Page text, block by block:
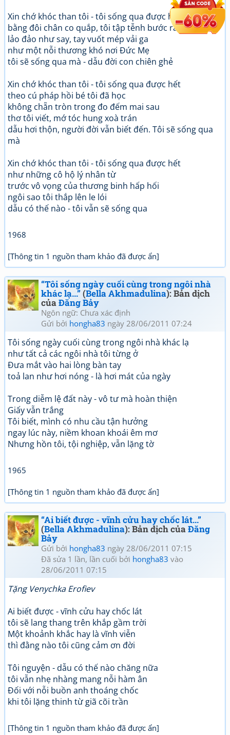
Xin chớ khóc than tôi - tôi sống qua được hết
bằng đôi chân co quắp, tôi tập tễnh bước ra
lảo đảo như say, tay vuốt mép vải ga
như một nỗi thương khó nơi Đức Mẹ
tôi sẽ sống qua mà - dẫu đời con chiên ghẻ
Xin chớ khóc than tôi - tôi sống qua được hết
theo cú pháp hồi bé tôi đã học
không chẵn tròn trong đo đếm mai sau
thơ tôi viết, mớ tóc hung xoà trán
dẫu hơi thộn, người đời vẫn biết đến. Tôi sẽ sống qua
mà
Xin chớ khóc than tôi - tôi sống qua được hết
như những cô hộ lý nhân từ
trước vô vọng của thương binh hấp hối
ngôi sao tôi thắp lên le lói
dẫu có thế nào - tôi vẫn sẽ sống qua
1968
[Thông tin 1 nguồn tham khảo đã được ẩn]
“Tôi sống ngày cuối cùng trong ngôi nhà
khác lạ...”(Bella Akhmadulina): Bản dịch
củaĐăng Bảy
Ngôn ngữ: Chưa xác định
Gửi bởi hongha83 ngày 28/06/2011 07:24
Tôi sống ngày cuối cùng trong ngôi nhà khác lạ
như tất cả các ngôi nhà tôi từng ở
Đưa mắt vào hai lòng bàn tay
toả lan như hơi nóng - là hơi mát của ngày
Trong diễm lệ đất này - vô tư mà hoàn thiện
Giấy vẫn trắng
Tôi biết, mình có nhu cầu tận hưởng
ngay lúc này, niềm khoan khoái êm mơ
Nhưng hồn tôi, tội nghiệp, vẫn lặng tờ
1965
[Thông tin 1 nguồn tham khảo đã được ẩn]
“Ai biết được - vĩnh cửu hay chốc lát...”
(Bella Akhmadulina): Bản dịch củaĐăng
Bảy
Gửi bởi hongha83 ngày 28/06/2011 07:15
Đã sửa 1 lần, lần cuối bởi hongha83 vào
28/06/2011 07:15
Tặng Venychka Erofiev
Ai biết được - vĩnh cửu hay chốc lát
tôi sẽ lang thang trên khắp gầm trời
Một khoảnh khắc hay là vĩnh viễn
thì đằng nào tôi cũng cảm ơn đời
Tôi nguyện - dẫu có thế nào chăng nữa
tôi vẫn nhẹ nhàng mang nỗi hàm ân
Đối với nỗi buồn anh thoáng chốc
khi tôi lặng thinh từ giã cõi trần
[Thông tin 1 nguồn tham khảo đã được ẩn]